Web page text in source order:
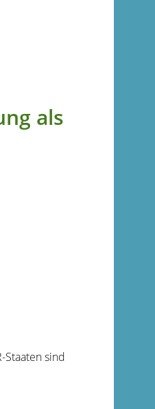
als
Staaten sind